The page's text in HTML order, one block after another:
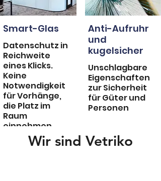
Smart-Glas
Datenschutz in
Reichweite
eines Klicks.
Keine
Notwendigkeit
für Vorhänge,
die Platz im
Raum
einnehmen.
Anti-Aufruhr
und
kugelsicher
Unschlagbare
Eigenschaften
zur Sicherheit
für Güter und
Personen
Wir sind Vetriko